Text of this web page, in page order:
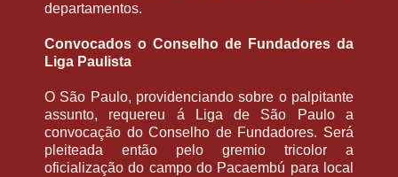
departamentos.
Convocados o Conselho de Fundadores da
Liga Paulista
O São Paulo, providenciando sobre o palpitante
assunto, requereu á Liga de São Paulo a
convocação do Conselho de Fundadores. Será
pleiteada então pelo gremio tricolor a
oficialização do campo do Pacaembú para local